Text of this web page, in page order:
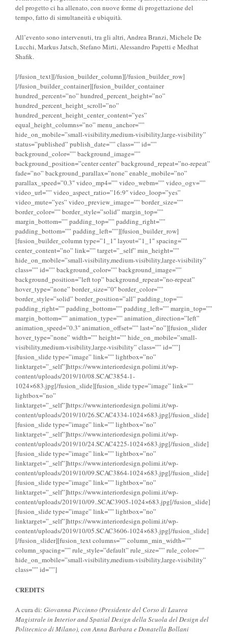
del progetto ci ha allenato, con nuove forme di progettazione del
tempo, fatto di simultaneità e ubiquità.
All’evento sono intervenuti, tra gli altri, Andrea Branzi, Michele De
Lucchi, Markus Jatsch, Stefano Mirti, Alessandro Papetti e Medhat
Shafik.
[/fusion_text][/fusion_builder_column][/fusion_builder_row]
[/fusion_builder_container][fusion_builder_container
hundred_percent=”no” hundred_percent_height=”no”
hundred_percent_height_scroll=”no”
hundred_percent_height_center_content=”yes”
equal_height_columns=”no” menu_anchor=””
hide_on_mobile=”small-visibility,medium-visibility,large-visibility”
status=”published” publish_date=”” class=”” id=””
background_color=”” background_image=””
background_position=”center center” background_repeat=”no-repeat”
fade=”no” background_parallax=”none” enable_mobile=”no”
parallax_speed=”0.3″ video_mp4=”” video_webm=”” video_ogv=””
video_url=”” video_aspect_ratio=”16:9″ video_loop=”yes”
video_mute=”yes” video_preview_image=”” border_size=””
border_color=”” border_style=”solid” margin_top=””
margin_bottom=”” padding_top=”” padding_right=””
padding_bottom=”” padding_left=””][fusion_builder_row]
[fusion_builder_column type=”1_1″ layout=”1_1″ spacing=””
center_content=”no” link=”” target=”_self” min_height=””
hide_on_mobile=”small-visibility,medium-visibility,large-visibility”
class=”” id=”” background_color=”” background_image=””
background_position=”left top” background_repeat=”no-repeat”
hover_type=”none” border_size=”0″ border_color=””
border_style=”solid” border_position=”all” padding_top=””
padding_right=”” padding_bottom=”” padding_left=”” margin_top=””
margin_bottom=”” animation_type=”” animation_direction=”left”
animation_speed=”0.3″ animation_offset=”” last=”no”][fusion_slider
hover_type=”none” width=”” height=”” hide_on_mobile=”small-
visibility,medium-visibility,large-visibility” class=”” id=””]
[fusion_slide type=”image” link=”” lightbox=”no”
linktarget=”_self”]https://www.interiordesign.polimi.it/wp-
content/uploads/2019/10/08.SCAC3854-1-
1024×683.jpg[/fusion_slide][fusion_slide type=”image” link=””
lightbox=”no”
linktarget=”_self”]https://www.interiordesign.polimi.it/wp-
content/uploads/2019/10/26.SCAC4334-1024×683.jpg[/fusion_slide]
[fusion_slide type=”image” link=”” lightbox=”no”
linktarget=”_self”]https://www.interiordesign.polimi.it/wp-
content/uploads/2019/10/24.SCAC4225-1024×683.jpg[/fusion_slide]
[fusion_slide type=”image” link=”” lightbox=”no”
linktarget=”_self”]https://www.interiordesign.polimi.it/wp-
content/uploads/2019/10/09.SCAC3864-1024×683.jpg[/fusion_slide]
[fusion_slide type=”image” link=”” lightbox=”no”
linktarget=”_self”]https://www.interiordesign.polimi.it/wp-
content/uploads/2019/10/09..SCAC3905-1024×683.jpg[/fusion_slide]
[fusion_slide type=”image” link=”” lightbox=”no”
linktarget=”_self”]https://www.interiordesign.polimi.it/wp-
content/uploads/2019/10/05.SCAC3606-1024×683.jpg[/fusion_slide]
[/fusion_slider][fusion_text columns=”” column_min_width=””
column_spacing=”” rule_style=”default” rule_size=”” rule_color=””
hide_on_mobile=”small-visibility,medium-visibility,large-visibility”
class=”” id=””]
CREDITS
A cura di: Giovanna Piccinno (Presidente del Corso di Laurea
Magistrale in Interior and Spatial Design della Scuola del Design del
Politecnico di Milano), con Anna Barbara e Donatella Bollani